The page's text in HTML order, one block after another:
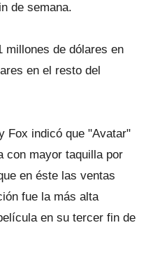
de semana.
millones de dólares en
en el resto del
Fox indicó que "Avatar"
con mayor taquilla por
en éste las ventas
fue la más alta
en su tercer fin de